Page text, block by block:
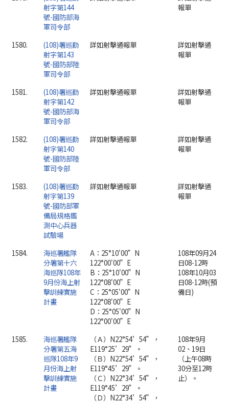
射字第144
號-國防部海
軍司令部
報單
1580.
(108)署巡勤
射字第143
號-國防部陸
軍司令部
詳如射擊通報單
詳如射擊通
報單
1581.
(108)署巡勤
射字第142
號-國防部海
軍司令部
詳如射擊通報單
詳如射擊通
報單
1582.
(108)署巡勤
射字第140
號-國防部陸
軍司令部
詳如射擊通報單
詳如射擊通
報單
1583.
(108)署巡勤
射字第139
號-國防部軍
備局規格鑑
測中心兵器
試驗場
詳如射擊通報單
詳如射擊通
報單
1584.
海巡署艦隊
分署第十六
海巡隊108年
9月份海上射
擊訓練實施
計畫
A：25°10'00”N
122°00'00”E
B：25°10'00”N
122°08'00”E
C：25°05'00”N
122°08'00”E
D：25°05'00”N
122°00'00”E
108年09月24
日08-12時
108年10月03
日08-12時(預
備日)
1585.
海巡署艦隊
分署第五海
巡隊108年9
月份海上射
擊訓練實施
計畫
（Ａ）N22°54’54”，
E119°25’29”。
（Ｂ）N22°54’54”，
E119°45’29”。
（Ｃ）N22°34’54”，
E119°45’29”。
（Ｄ）N22°34’54”，
108年9月
02、19日
（上午08時
30分至12時
止）。